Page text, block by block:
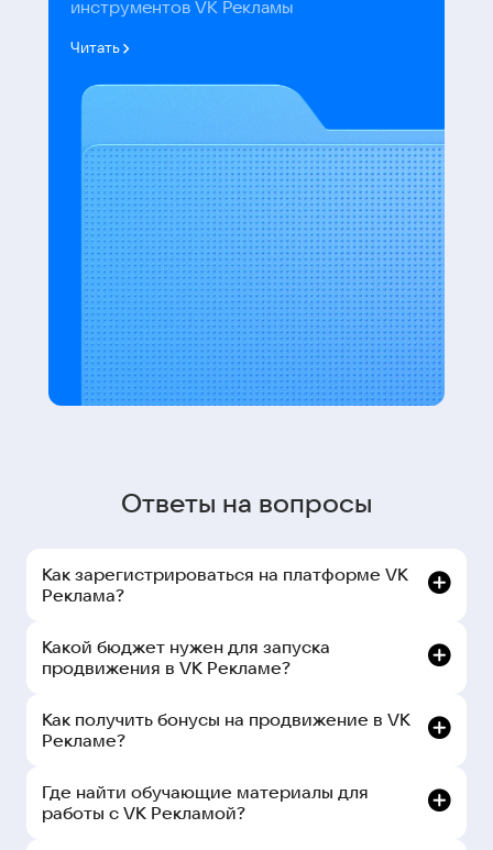
инструментов VK Рекламы
Читать
Ответы на вопросы
Как зарегистрироваться на платформе VK
Реклама?
Какой бюджет нужен для запуска
продвижения в VK Рекламе?
Как получить бонусы на продвижение в VK
Рекламе?
Где найти обучающие материалы для
работы с VK Рекламой?